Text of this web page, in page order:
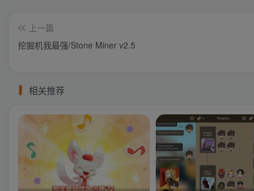
上一篇
挖掘机我最强/Stone Miner v2.5
相关推荐